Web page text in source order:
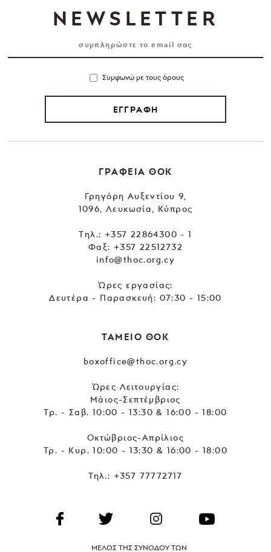
NEWSLETTER
Συμφωνώ με τους όρους
ΕΓΓΡΑΦΗ
ΓΡΑΦΕΙΑ ΘΟΚ
Γρηγόρη Αυξεντίου 9,
1096, Λευκωσία, Κύπρος
Tηλ.: +357 22864300 - 1
Φαξ: +357 22512732
info@thoc.org.cy
Ώρες εργασίας:
Δευτέρα - Παρασκευή: 07:30 - 15:00
ΤΑΜΕΙΟ ΘΟΚ
boxoffice@thoc.org.cy
Ώρες Λειτουργίας:
Μάιος-Σεπτέμβριος
Τρ. - Σαβ. 10:00 - 13:30 & 16:00 - 18:00
Οκτώβριος-Απρίλιος
Τρ. - Κυρ. 10:00 - 13:30 & 16:00 - 18:00
Τηλ.: +357 77772717
ΜΕΛΟΣ ΤΗΣ ΣΥΝΟΔΟΥ ΤΩΝ